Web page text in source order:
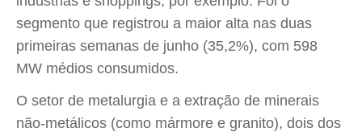
segmento que registrou a maior alta nas duas
primeiras semanas de junho (35,2%), com 598
MW médios consumidos.
O setor de metalurgia e a extração de minerais
não-metálicos (como mármore e granito), dois dos